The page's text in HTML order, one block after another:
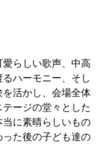
らしい歌声、中高
ハーモニー、そし
活かし、会場全体
ージの堂々とした
に素晴らしいもの
た後の子ども達の